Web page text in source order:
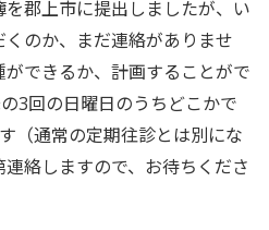
郡上市に提出しましたが、い
のか、まだ連絡がありませ
できるか、計画することがで
3回の日曜日のうちどこかで
（通常の定期往診とは別にな
絡しますので、お待ちくださ